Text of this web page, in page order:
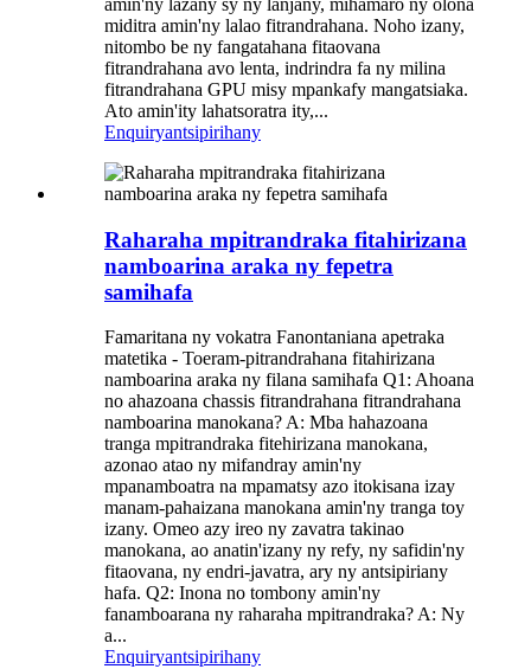
amin'ny lazany sy ny lanjany, mihamaro ny olona
miditra amin'ny lalao fitrandrahana. Noho izany,
nitombo be ny fangatahana fitaovana
fitrandrahana avo lenta, indrindra fa ny milina
fitrandrahana GPU misy mpankafy mangatsiaka.
Ato amin'ity lahatsoratra ity,...
Enquiryantsipirihany
Raharaha mpitrandraka fitahirizana
namboarina araka ny fepetra
samihafa
Famaritana ny vokatra Fanontaniana apetraka
matetika - Toeram-pitrandrahana fitahirizana
namboarina araka ny filana samihafa Q1: Ahoana
no ahazoana chassis fitrandrahana fitrandrahana
namboarina manokana? A: Mba hahazoana
tranga mpitrandraka fitehirizana manokana,
azonao atao ny mifandray amin'ny
mpanamboatra na mpamatsy azo itokisana izay
manam-pahaizana manokana amin'ny tranga toy
izany. Omeo azy ireo ny zavatra takinao
manokana, ao anatin'izany ny refy, ny safidin'ny
fitaovana, ny endri-javatra, ary ny antsipiriany
hafa. Q2: Inona no tombony amin'ny
fanamboarana ny raharaha mpitrandraka? A: Ny
a...
Enquiryantsipirihany